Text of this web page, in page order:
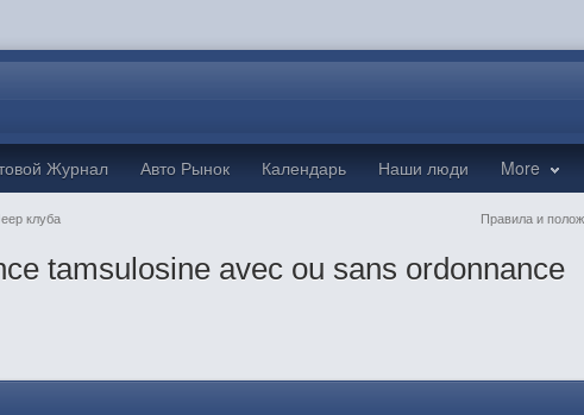
Журнал Авто Рынок Календарь Наши люди More
клуба Правила и
tamsulosine avec ou sans ordonnance